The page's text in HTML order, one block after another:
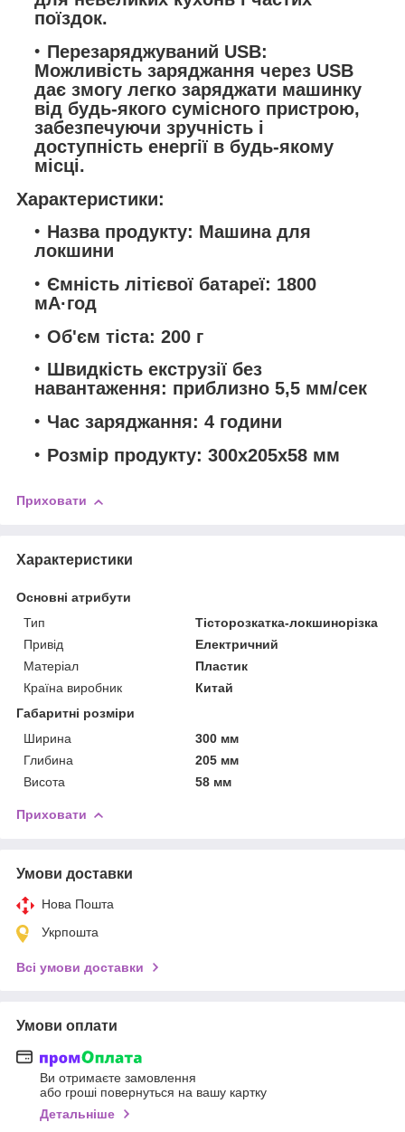
поїздок.
Перезаряджуваний USB:
Можливість заряджання через USB
дає змогу легко заряджати машинку
від будь-якого сумісного пристрою,
забезпечуючи зручність і
доступність енергії в будь-якому
місці.
Характеристики:
Назва продукту: Машина для
локшини
Ємність літієвої батареї: 1800
мА·год
Об'єм тіста: 200 г
Швидкість екструзії без
навантаження: приблизно 5,5 мм/сек
Час заряджання: 4 години
Розмір продукту: 300x205x58 мм
Приховати
Характеристики
Основні атрибути
Тип
Тісторозкатка-локшинорізка
Привід
Електричний
Матеріал
Пластик
Країна виробник
Китай
Габаритні розміри
Ширина
300 мм
Глибина
205 мм
Висота
58 мм
Приховати
Умови доставки
Нова Пошта
Укрпошта
Всі умови доставки
Умови оплати
Ви отримаєте замовлення
або гроші повернуться на вашу картку
Детальніше